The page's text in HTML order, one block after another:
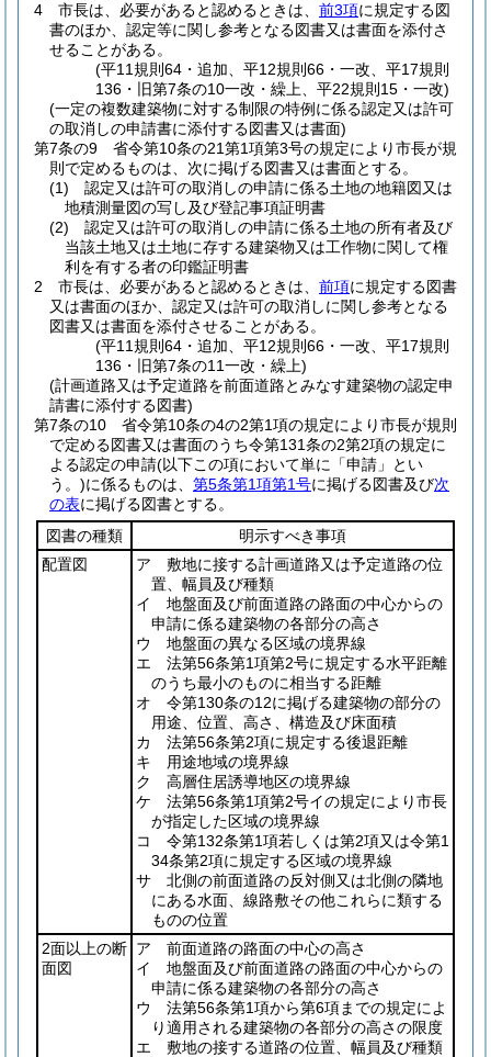
4
市長は、必要があると認めるときは、 前3項に規定する図
書のほか、認定等に関し参考となる図書又は書面を添付さ
せることがある。
(平11規則64・追加、平12規則66・一改、平17規則
136・旧第7条の10一改・繰上、平22規則15・一改)
(一定の複数建築物に対する制限の特例に係る認定又は許可
の取消しの申請書に添付する図書又は書面)
第7条の9
省令第10条の21第1項第3号の規定により市長が規
則で定めるものは、次に掲げる図書又は書面とする。
(1)
認定又は許可の取消しの申請に係る土地の地籍図又は
地積測量図の写し及び登記事項証明書
(2)
認定又は許可の取消しの申請に係る土地の所有者及び
当該土地又は土地に存する建築物又は工作物に関して権
利を有する者の印鑑証明書
2
市長は、必要があると認めるときは、 前項に規定する図書
又は書面のほか、認定又は許可の取消しに関し参考となる
図書又は書面を添付させることがある。
(平11規則64・追加、平12規則66・一改、平17規則
136・旧第7条の11一改・繰上)
(計画道路又は予定道路を前面道路とみなす建築物の認定申
請書に添付する図書)
第7条の10
省令第10条の4の2第1項の規定により市長が規則
で定める図書又は書面のうち令第131条の2第2項の規定に
よる認定の申請(以下この項において単に「申請」とい
う。)に係るものは、 第5条第1項第1号に掲げる図書及び次
の表に掲げる図書とする。
図書の種類
明示すべき事項
配置図
ア 敷地に接する計画道路又は予定道路の位
置、幅員及び種類
イ 地盤面及び前面道路の路面の中心からの
申請に係る建築物の各部分の高さ
ウ 地盤面の異なる区域の境界線
エ 法第56条第1項第2号に規定する水平距離
のうち最小のものに相当する距離
オ 令第130条の12に掲げる建築物の部分の
用途、位置、高さ、構造及び床面積
カ 法第56条第2項に規定する後退距離
キ 用途地域の境界線
ク 高層住居誘導地区の境界線
ケ 法第56条第1項第2号イの規定により市長
が指定した区域の境界線
コ 令第132条第1項若しくは第2項又は令第1
34条第2項に規定する区域の境界線
サ 北側の前面道路の反対側又は北側の隣地
にある水面、線路敷その他これらに類する
ものの位置
2面以上の断
面図
ア 前面道路の路面の中心の高さ
イ 地盤面及び前面道路の路面の中心からの
申請に係る建築物の各部分の高さ
ウ 法第56条第1項から第6項までの規定によ
り適用される建築物の各部分の高さの限度
エ 敷地の接する道路の位置、幅員及び種類